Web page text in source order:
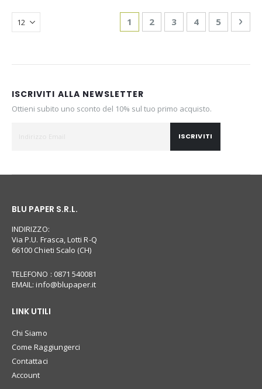
Page
You're currently reading page
1 Page
2 Page
3 Page
4 Page
5
ISCRIVITI ALLA NEWSLETTER
Ottieni subito uno sconto del 10% sul tuo primo acquisto.
ISCRIVITI
BLU PAPER S.R.L.
INDIRIZZO:
Via P.U. Frasca, Lotti R-Q
66100 Chieti Scalo (CH)
TELEFONO : 0871 540081
EMAIL:info@blupaper.it
LINK UTILI
Chi Siamo
Come Raggiungerci
Contattaci
Account